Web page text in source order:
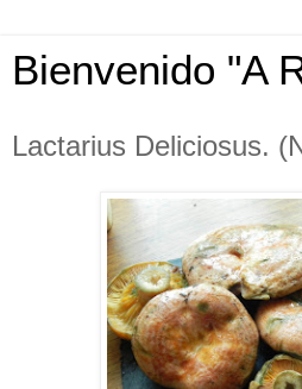
Bienvenido "A
Lactarius Deliciosus.